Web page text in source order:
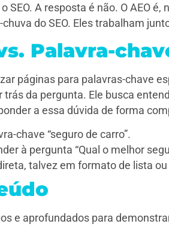
SEO. A resposta é não. O AEO
do SEO. Eles trabalham
Palavra-
páginas para palavras-chave
da pergunta. Ele busca
a essa dúvida de forma
chave “seguro de carro”.
à pergunta “Qual o melhor
talvez em formato de lista
e aprofundados para